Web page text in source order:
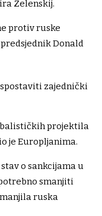
Zelenskij.
protiv ruske
Donald
zajednički
balističkih projektila
je Europljanima.
o sankcijama u
smanjiti
ruska